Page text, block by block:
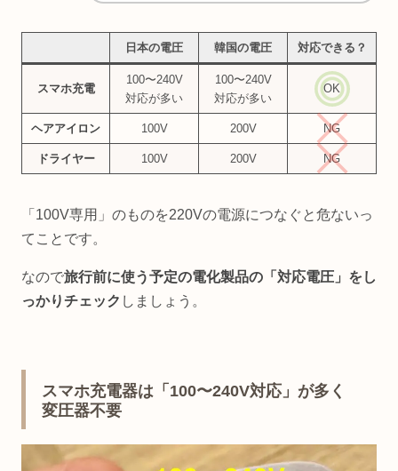
日本の電圧 韓国の電圧 対応できる？
スマホ充電
100〜240V
対応が多い
100〜240V
対応が多い
OK
ヘアアイロン 100V 200V NG
ドライヤー 100V 200V NG
「100V専用」のものを220Vの電源につなぐと危ないっ
てことです。
なので旅行前に使う予定の電化製品の「対応電圧」をし
っかりチェック しましょう。
スマホ充電器は「100〜240V対応」が多く
変圧器不要